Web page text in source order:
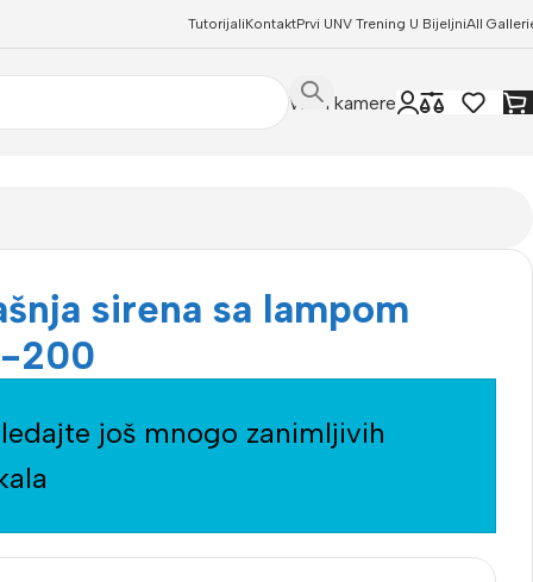
TutorijaliKontaktPrvi UNV Trening U BijeljniAll
WIFI kamere
sirena sa lampom
200
još mnogo zanimljivih